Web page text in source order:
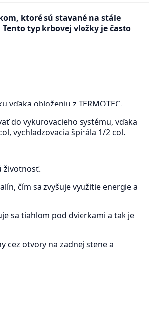
ktoré sú stavané na stále
typ krbovej vložky je často
vďaka obloženiu z TERMOTEC.
do vykurovacieho systému, vďaka
vychladzovacia špirála 1/2 col.
životnosť.
čím sa zvyšuje využitie energie a
sa tiahlom pod dvierkami a tak je
cez otvory na zadnej stene a